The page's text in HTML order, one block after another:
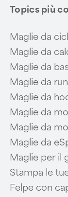
Topics più
Maglie da
Maglie da
Maglie da
Maglie da
Maglie da
Maglie da
Maglie da
Maglie da
Maglie per il
Stampa le
Felpe con